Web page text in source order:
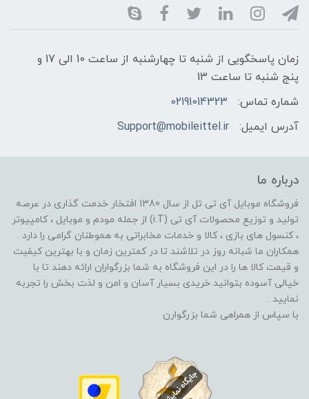
زمان پاسخگویی از شنبه تا چهارشنبه از ساعت 10 الی 17 و
پنج شنبه تا ساعت 13
شماره تماس:
02191014323
آدرس ایمیل:
Support@mobileittel.ir
درباره ما
فروشگاه موبایل آی تی تل از سال 1380 افتخار خدمت گذاری در عرصه
تولید و توزیع محصولات آی تی (i.T) از جمله مودم و موبایل ، کامپیوتر
، کنسول های بازی ، کالا و خدمات مخابراتی به هموطنان گرامی را دارد .
همکاران ما شبانه روز در تلاشند تا در کمترین زمان و با بهترین کیفیت
و قیمت کالا ها را در این فروشگاه به شما بزرگواران ارائه دهند تا با
خیالی آسوده بتوانید خریدی بسیار آسان و امن و لذت بخش را تجربه
نمایید .
با سپاس از همراهی شما بزرگوارن